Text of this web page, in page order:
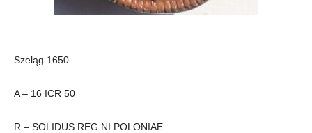
Szeląg 1650
A – 16 ICR 50
R – SOLIDUS REG NI POLONIAE